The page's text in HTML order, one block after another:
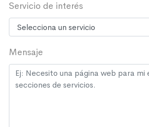
Servicio de interés
Mensaje